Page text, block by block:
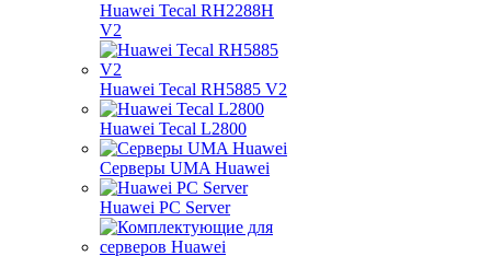
Huawei Tecal RH2288H
V2
Huawei Tecal RH5885 V2
Huawei Tecal L2800
Серверы UMA Huawei
Huawei PC Server